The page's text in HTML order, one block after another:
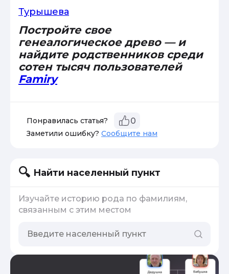
Турышева
Постройте свое
генеалогическое древо — и
найдите родственников среди
сотен тысяч пользователей
Famiry
Понравилась статья? 0
Заметили ошибку? Сообщите нам
Найти населенный пункт
Изучайте историю рода по фамилиям,
связанным с этим местом